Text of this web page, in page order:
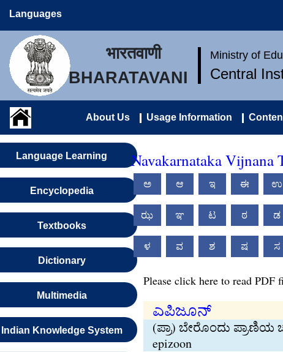
Languages
भारतवाणी
BHARATAVANI
Ministry of
Central
About Us Usage Information
Language Learning
Encyclopedia
Textbooks
Dictionary
Multimedia
Indian Knowledge System
Navakarnataka Vijnana
ಅ ಆ ಇ ಈ ಉ
ಝ ಞ ಟ ಠ ಡ
ಳ ವ ಶ ಷ ಸ
Please click here to read PDF
ಎಪಿಜೂನ್
(ಪ್ರಾ) ಬೇರೊಂದು
epizoon